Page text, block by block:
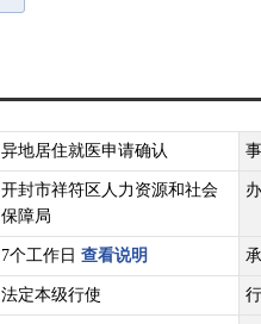
异地居住就医申请确认
开封市祥符区人力资源和社会
保障局
7个工作日 查看说明
法定本级行使